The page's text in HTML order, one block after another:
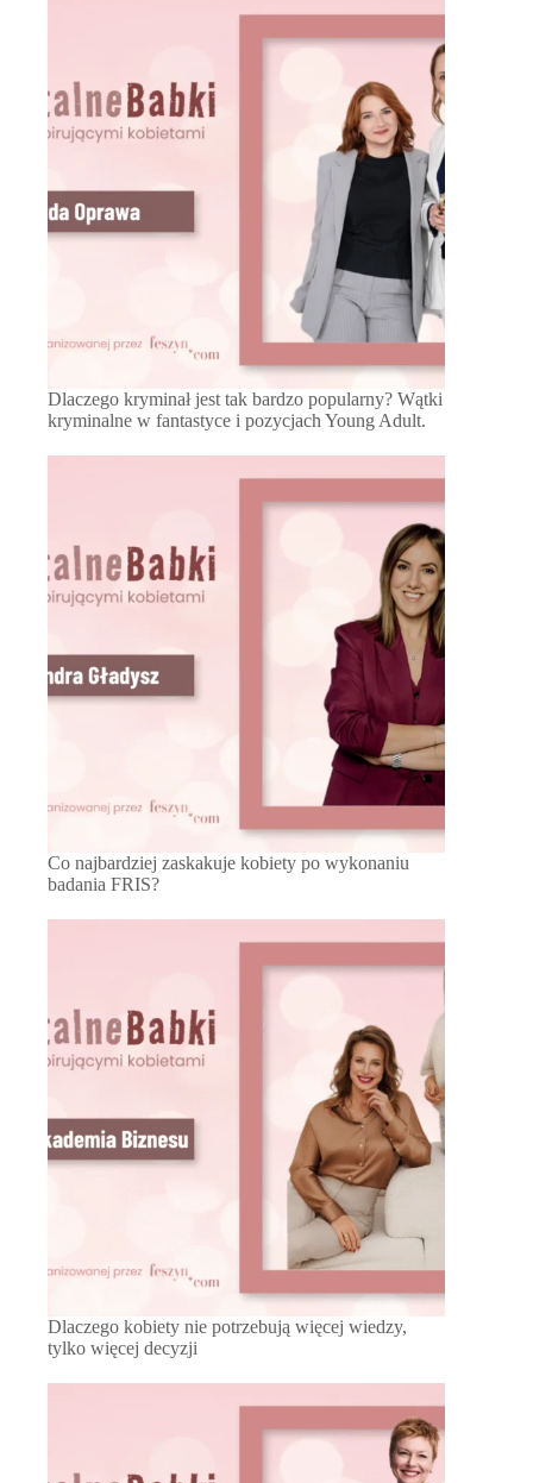
Dlaczego kryminał jest tak bardzo popularny? Wątki
kryminalne w fantastyce i pozycjach Young Adult.
Co najbardziej zaskakuje kobiety po wykonaniu
badania FRIS?
Dlaczego kobiety nie potrzebują więcej wiedzy,
tylko więcej decyzji